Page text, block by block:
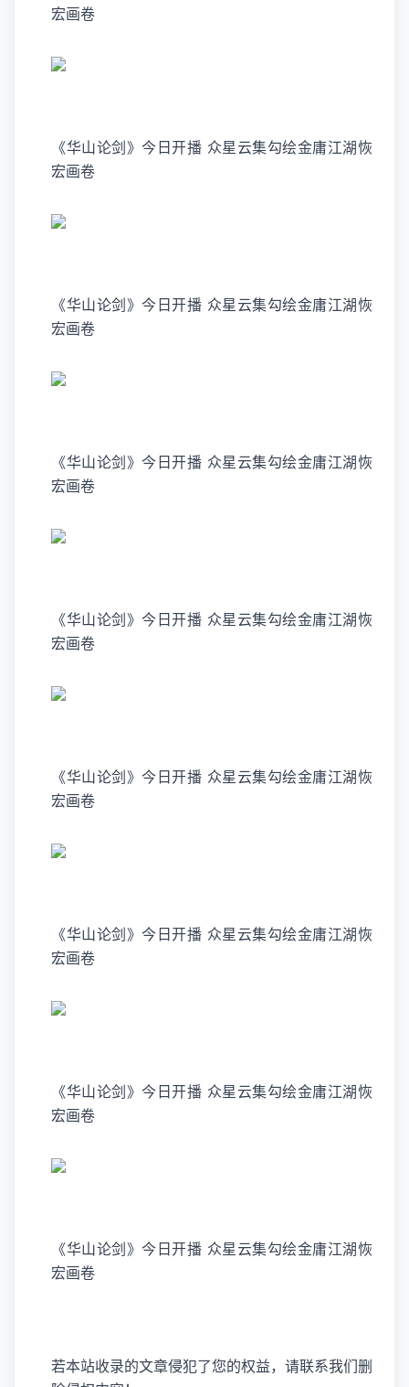
宏画卷
《华山论剑》今日开播 众星云集勾绘金庸江湖恢
宏画卷
《华山论剑》今日开播 众星云集勾绘金庸江湖恢
宏画卷
《华山论剑》今日开播 众星云集勾绘金庸江湖恢
宏画卷
《华山论剑》今日开播 众星云集勾绘金庸江湖恢
宏画卷
《华山论剑》今日开播 众星云集勾绘金庸江湖恢
宏画卷
《华山论剑》今日开播 众星云集勾绘金庸江湖恢
宏画卷
《华山论剑》今日开播 众星云集勾绘金庸江湖恢
宏画卷
《华山论剑》今日开播 众星云集勾绘金庸江湖恢
宏画卷
若本站收录的文章侵犯了您的权益，请联系我们删